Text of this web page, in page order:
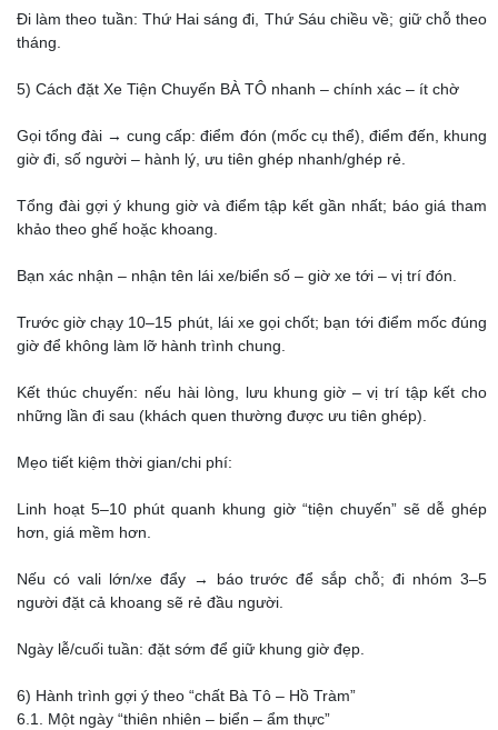
Đi làm theo tuần: Thứ Hai sáng đi, Thứ Sáu chiều về; giữ chỗ theo
tháng.
5) Cách đặt Xe Tiện Chuyến BÀ TÔ nhanh – chính xác – ít chờ
Gọi tổng đài → cung cấp: điểm đón (mốc cụ thể), điểm đến, khung
giờ đi, số người – hành lý, ưu tiên ghép nhanh/ghép rẻ.
Tổng đài gợi ý khung giờ và điểm tập kết gần nhất; báo giá tham
khảo theo ghế hoặc khoang.
Bạn xác nhận – nhận tên lái xe/biển số – giờ xe tới – vị trí đón.
Trước giờ chạy 10–15 phút, lái xe gọi chốt; bạn tới điểm mốc đúng
giờ để không làm lỡ hành trình chung.
Kết thúc chuyến: nếu hài lòng, lưu khung giờ – vị trí tập kết cho
những lần đi sau (khách quen thường được ưu tiên ghép).
Mẹo tiết kiệm thời gian/chi phí:
Linh hoạt 5–10 phút quanh khung giờ “tiện chuyến” sẽ dễ ghép
hơn, giá mềm hơn.
Nếu có vali lớn/xe đẩy → báo trước để sắp chỗ; đi nhóm 3–5
người đặt cả khoang sẽ rẻ đầu người.
Ngày lễ/cuối tuần: đặt sớm để giữ khung giờ đẹp.
6) Hành trình gợi ý theo “chất Bà Tô – Hồ Tràm”
6.1. Một ngày “thiên nhiên – biển – ẩm thực”